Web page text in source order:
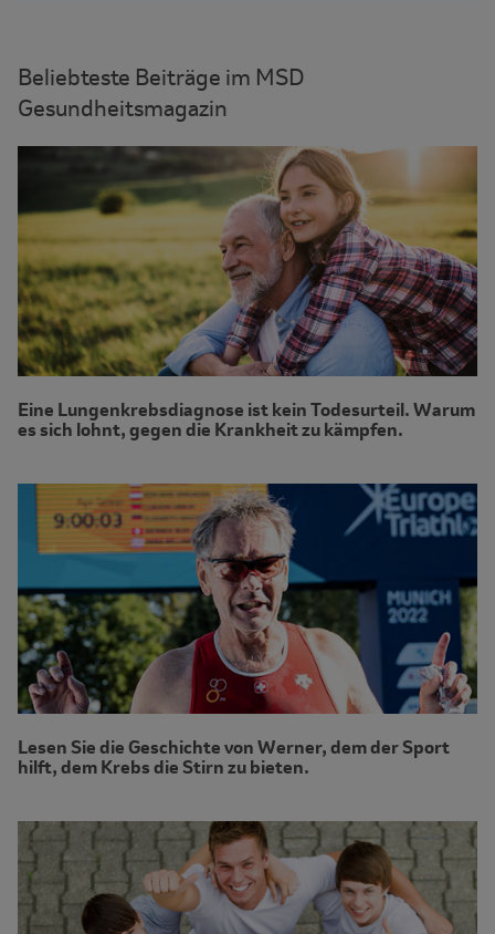
Beliebteste Beiträge im MSD
Gesundheitsmagazin
Eine Lungenkrebsdiagnose ist kein Todesurteil. Warum
es sich lohnt, gegen die Krankheit zu kämpfen.
Lesen Sie die Geschichte von Werner, dem der Sport
hilft, dem Krebs die Stirn zu bieten.